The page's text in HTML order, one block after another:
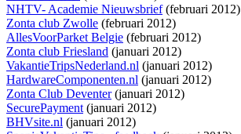
NHTV- Academie Nieuwsbrief(februari 2012)
Zonta club Zwolle (februari 2012)
AllesVoorParket Belgie (februari 2012)
Zonta club Friesland (januari 2012)
VakantieTripsNederland.nl (januari 2012)
HardwareComponenten.nl (januari 2012)
Zonta Club Deventer(januari 2012)
SecurePayment(januari 2012)
BHVsite.nl (januari 2012)